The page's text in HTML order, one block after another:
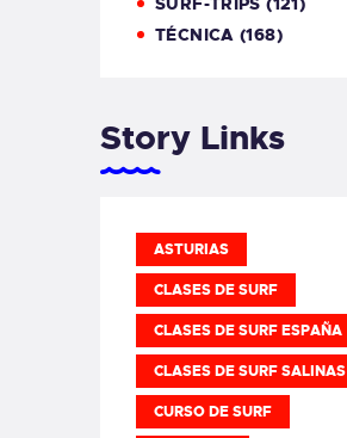
TÉCNICA (168)
Story Links
ASTURIAS
CLASES DE SURF
CLASES DE SURF ESPAÑA
CLASES DE SURF SALINAS
CURSO DE SURF